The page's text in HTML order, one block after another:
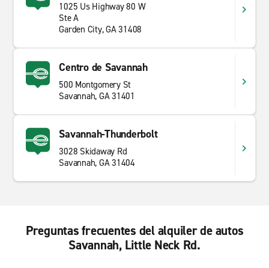
1025 Us Highway 80 W
Ste A
Garden City, GA 31408
Centro de Savannah
500 Montgomery St
Savannah, GA 31401
Savannah-Thunderbolt
3028 Skidaway Rd
Savannah, GA 31404
Preguntas frecuentes del alquiler de autos
Savannah, Little Neck Rd.